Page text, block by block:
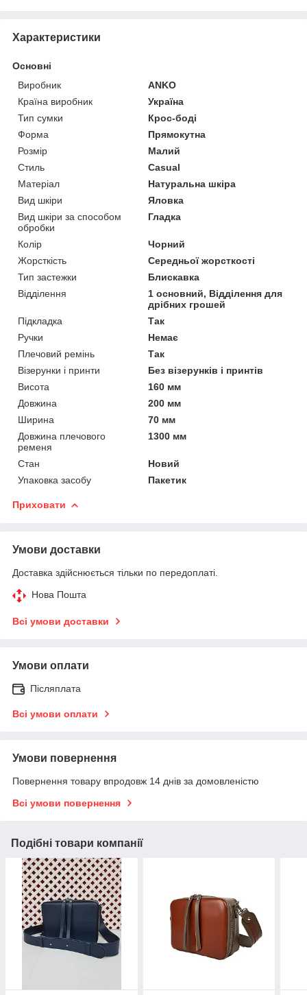
Характеристики
Основні
Виробник
ANKO
Країна виробник
Україна
Тип сумки
Крос-боді
Форма
Прямокутна
Розмір
Малий
Стиль
Casual
Матеріал
Натуральна шкіра
Вид шкіри
Яловка
Вид шкіри за способом
обробки
Гладка
Колір
Чорний
Жорсткість
Середньої жорсткості
Тип застежки
Блискавка
Відділення
1 основний, Відділення для
дрібних грошей
Підкладка
Так
Ручки
Немає
Плечовий ремінь
Так
Візерунки і принти
Без візерунків і принтів
Висота
160 мм
Довжина
200 мм
Ширина
70 мм
Довжина плечового
ременя
1300 мм
Стан
Новий
Упаковка засобу
Пакетик
Приховати
Умови доставки
Доставка здійснюється тільки по передоплаті.
Нова Пошта
Всі умови доставки
Умови оплати
Післяплата
Всі умови оплати
Умови повернення
Повернення товару впродовж 14 днів за домовленістю
Всі умови повернення
Подібні товари компанії